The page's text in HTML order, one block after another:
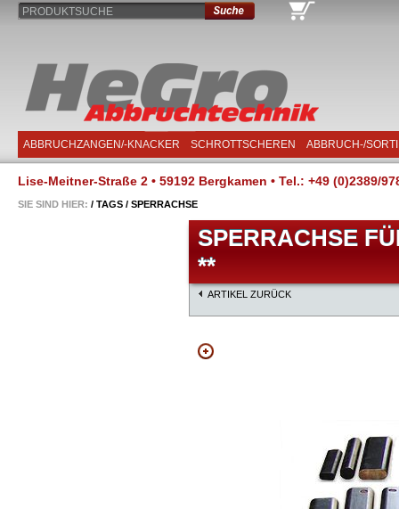
ABBRUCHZANGEN/-KNACKER SCHROTTSCHEREN ABBRUCH-/
PRODUKTSUCHE
Lise-Meitner-Straße 2 • 59192 Bergkamen • Tel.: +49 (0)2389/
SIE SIND HIER: / TAGS / SPERRACHSE
SPERRACHSE
**
ARTIKEL ZURÜCK